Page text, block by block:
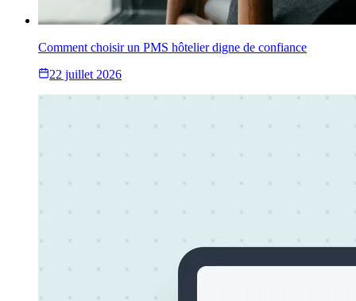
Comment choisir un PMS hôtelier digne de confiance
22 juillet 2026